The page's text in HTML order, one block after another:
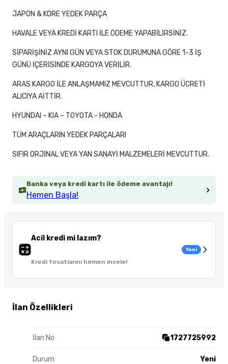
Banka veya kredi kartı ile ödeme avantajı!
Hemen Başla!
Acil kredi mi lazım?
Kredi fırsatlarını hemen incele!
Yeni
İlan Özellikleri
İlan No 1727725992
Durum Yeni
JAPON & KORE YEDEK PARÇA
HAVALE VEYA KREDİ KARTI İLE ÖDEME YAPABİLİRSİNİZ.
SİPARİŞİNİZ AYNI GÜN VEYA STOK DURUMUNA GÖRE 1-3 İŞ
GÜNÜ İÇERİSİNDE KARGOYA VERİLİR.
ARAS KARGO İLE ANLAŞMAMIZ MEVCUTTUR, KARGO ÜCRETİ
ALICIYA AİTTİR.
HYUNDAI – KIA – TOYOTA - HONDA
TÜM ARAÇLARIN YEDEK PARÇALARI
SIFIR ORJİNAL VEYA YAN SANAYİ MALZEMELERİ MEVCUTTUR.